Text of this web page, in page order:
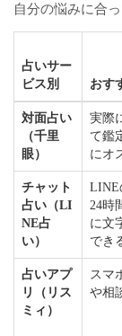
自分の悩みに合
占いサー
ビス別
おす
対面占い
（千里
眼）
実際
て鑑
にオ
チャット
占い（LI
NE占
い）
LINE
24時
に文
でき
占いアプ
リ（リス
ミィ）
スマ
や相